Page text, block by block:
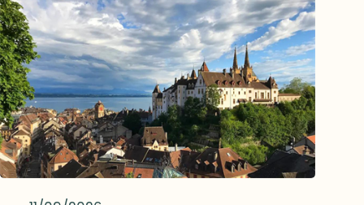
combineren houdingen, ademhaling,
meditatie en ontspanning in een
toegankelijke en geleidelijke aanpak,
geschikt voor zowel beginners als
gevorderden.Een mooie gelegenheid om
even tijd voor jezelf te nemen in een
gezellige en rustgevende sfeer.